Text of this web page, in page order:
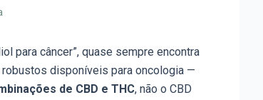
para câncer”, quase sempre encontra
disponíveis para oncologia —
de CBD e THC, não o CBD